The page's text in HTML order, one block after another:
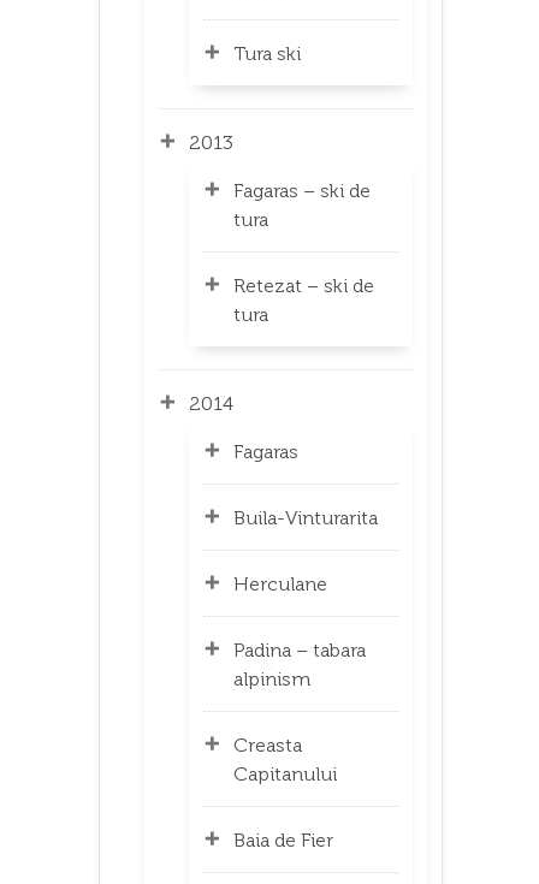
Tura ski
2013
Fagaras – ski de
tura
Retezat – ski de
tura
2014
Fagaras
Buila-Vinturarita
Herculane
Padina – tabara
alpinism
Creasta
Capitanului
Baia de Fier